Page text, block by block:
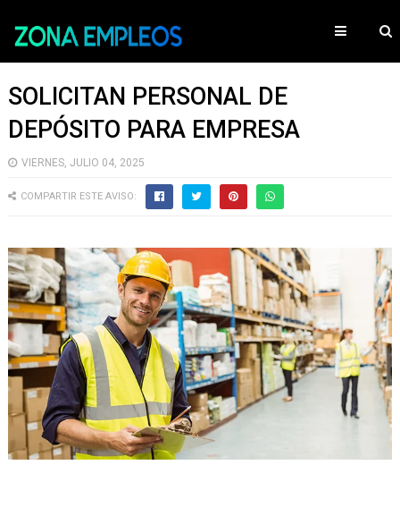
SOLICITAN PERSONAL DE
DEPÓSITO PARA EMPRESA
VIERNES, JULIO 04, 2025
COMPARTIR ESTE AVISO: